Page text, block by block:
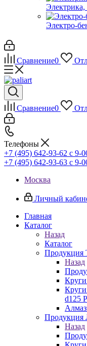
Электро-
Сравнение0
Сравнение0
Телефоны
+7 (495) 642-93-62 c 9-
+7 (495) 642-93-63 c 9-
Москва
Личный
Главная
Каталог
Назад
Каталог
Назад
d125
Продукция
Назад